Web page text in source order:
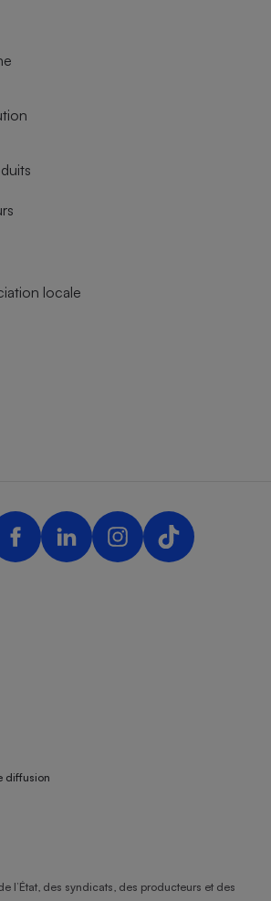
locale
diffusion
l’État, des syndicats, des producteurs et des